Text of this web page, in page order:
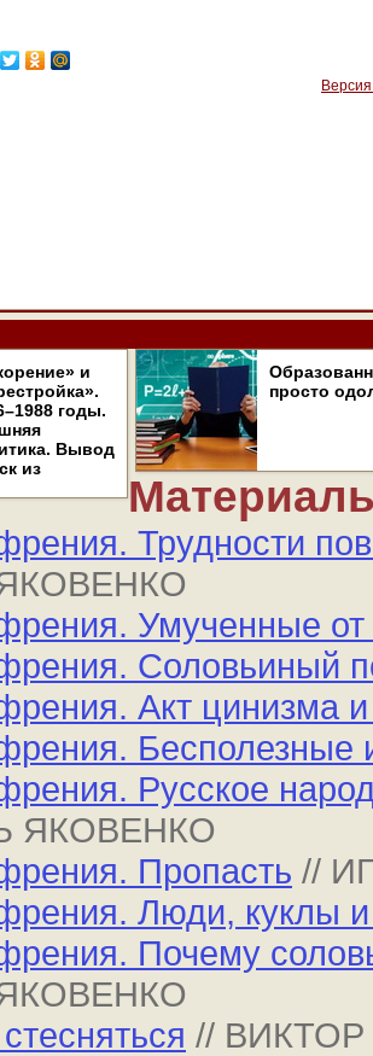
и
годы.
Вывод
из
просто
Трудности
Умученные
Соловьиный
Акт цинизма и
Бесполезные
Русское
ЯКОВЕНКО
Пропасть //
Люди, куклы
Почему
//